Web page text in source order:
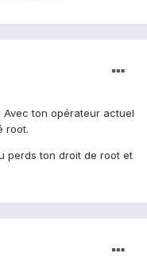
ton opérateur actuel
root.
perds ton droit de root et